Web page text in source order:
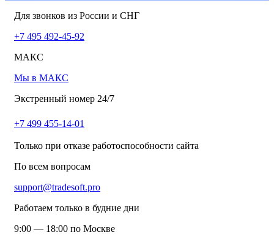
Для звонков из России и СНГ
+7 495 492-45-92
МАКС
Мы в МАКС
Экстренный номер 24/7
+7 499 455-14-01
Только при отказе работоспособности сайта
По всем вопросам
support@tradesoft.pro
Работаем только в будние дни
9:00 — 18:00 по Москве